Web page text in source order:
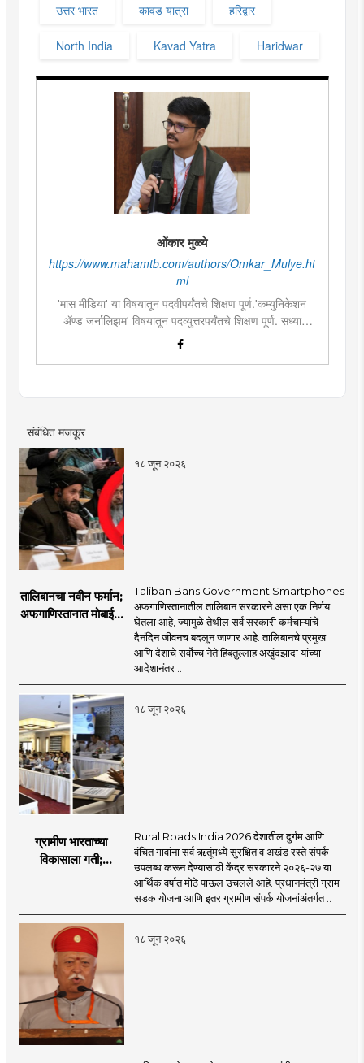
उत्तर भारत कावड यात्रा हरिद्वार
North India Kavad Yatra Haridwar
ओंकार मुळ्ये
https://www.mahamtb.com/authors/Omkar_Mulye.ht
ml
'मास मीडिया' या विषयातून पदवीपर्यंतचे शिक्षण पूर्ण.'कम्युनिकेशन
ॲण्ड जर्नालिझम' विषयातून पदव्युत्तरपर्यंतचे शिक्षण पूर्ण. सध्या
दै.'मुंबई तरुण भारत'मध्ये वेब उपसंपादक म्हणून कार्यरत. लिखाण,
संगीत, वाचन, फोटोग्राफी, इ.ची आवड.लिवोग्राफी भाषाशैलीत विशेष
संबंधित मजकूर
१८ जून २०२६
तालिबानचा नवीन फर्मान;
अफगाणिस्तानात मोबाईल
Taliban Bans Government Smartphones
अफगाणिस्तानातील तालिबान सरकारने असा एक निर्णय
घेतला आहे, ज्यामुळे तेथील सर्व सरकारी कर्मचाऱ्यांचे
दैनंदिन जीवनच बदलून जाणार आहे. तालिबानचे प्रमुख
आणि देशाचे सर्वोच्च नेते हिबतुल्लाह अखुंदझादा यांच्या
आदेशानंतर ..
१८ जून २०२६
ग्रामीण भारताच्या
विकासाला गती;
लक्ष्य!
Rural Roads India 2026 देशातील दुर्गम आणि
वंचित गावांना सर्व ऋतूंमध्ये सुरक्षित व अखंड रस्ते संपर्क
उपलब्ध करून देण्यासाठी केंद्र सरकारने २०२६-२७ या
आर्थिक वर्षात मोठे पाऊल उचलले आहे. प्रधानमंत्री ग्राम
सडक योजना आणि इतर ग्रामीण संपर्क योजनांअंतर्गत ..
१८ जून २०२६